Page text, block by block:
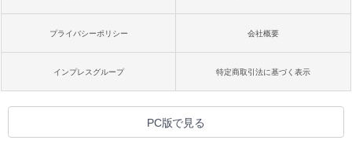
プライバシーポリシー 会社概要
インプレスグループ 特定商取引法に基づく表示
PC版で見る